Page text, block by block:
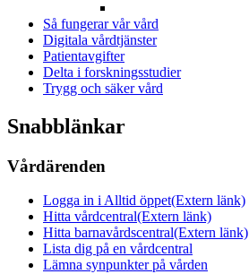
Så fungerar vår vård
Digitala vårdtjänster
Patientavgifter
Delta i forskningsstudier
Trygg och säker vård
Snabblänkar
Vårdärenden
Logga in i Alltid öppet(Extern länk)
Hitta vårdcentral(Extern länk)
Hitta barnavårdscentral(Extern länk)
Lista dig på en vårdcentral
Lämna synpunkter på vården